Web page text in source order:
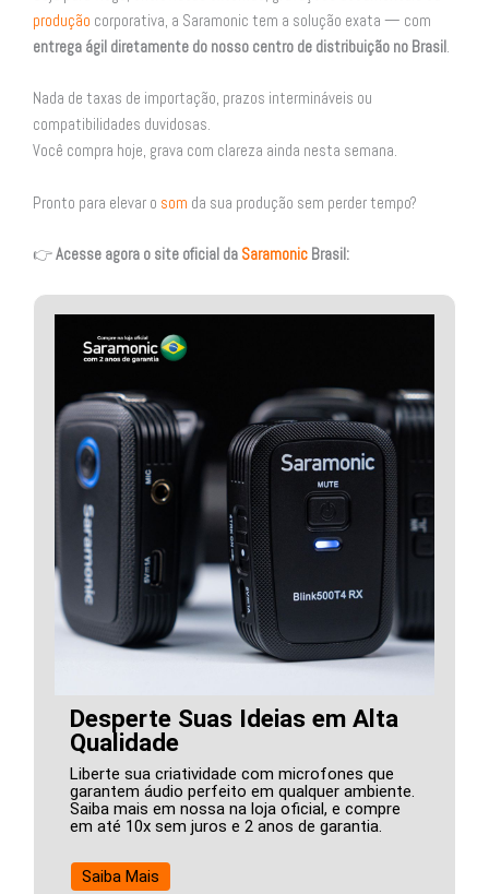
produção corporativa, a Saramonic tem a solução exata — com
entrega ágil diretamente do nosso centro de distribuição no Brasil.
Nada de taxas de importação, prazos intermináveis ou
compatibilidades duvidosas.
Você compra hoje, grava com clareza ainda nesta semana.
Pronto para elevar o som da sua produção sem perder tempo?
👉Acesse agora o site oficial da Saramonic Brasil:
Desperte Suas Ideias em Alta
Qualidade
Liberte sua criatividade com microfones que
garantem áudio perfeito em qualquer ambiente.
Saiba mais em nossa na loja oficial, e compre
em até 10x sem juros e 2 anos de garantia.
Saiba Mais